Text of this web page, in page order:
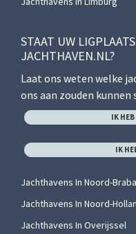
STAAT UW
JACHTHAVEN.NL?
Laat ons weten welke
ons aan zouden kunnen
IK HEB
IK
Jachthavens In Noord-
Jachthavens In Noord-
Jachthavens In Overijssel